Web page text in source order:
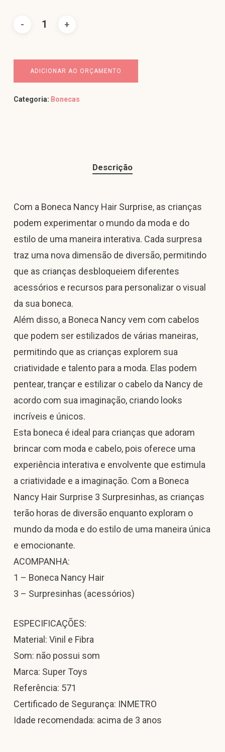
ADICIONAR AO ORÇAMENTO
Categoria: Bonecas
Descrição
Com a Boneca Nancy Hair Surprise, as crianças
podem experimentar o mundo da moda e do
estilo de uma maneira interativa. Cada surpresa
traz uma nova dimensão de diversão, permitindo
que as crianças desbloqueiem diferentes
acessórios e recursos para personalizar o visual
da sua boneca.
Além disso, a Boneca Nancy vem com cabelos
que podem ser estilizados de várias maneiras,
permitindo que as crianças explorem sua
criatividade e talento para a moda. Elas podem
pentear, trançar e estilizar o cabelo da Nancy de
acordo com sua imaginação, criando looks
incríveis e únicos.
Esta boneca é ideal para crianças que adoram
brincar com moda e cabelo, pois oferece uma
experiência interativa e envolvente que estimula
a criatividade e a imaginação. Com a Boneca
Nancy Hair Surprise 3 Surpresinhas, as crianças
terão horas de diversão enquanto exploram o
mundo da moda e do estilo de uma maneira única
e emocionante.
ACOMPANHA:
1 – Boneca Nancy Hair
3 – Surpresinhas (acessórios)
ESPECIFICAÇÕES:
Material: Vinil e Fibra
Som: não possui som
Marca: Super Toys
Referência: 571
Certificado de Segurança: INMETRO
Idade recomendada: acima de 3 anos